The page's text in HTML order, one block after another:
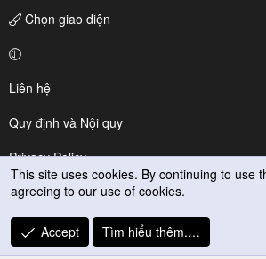
Chọn giao diện
Liên hệ
Quy định và Nội quy
Privacy Policy
Trợ giúp
R
S
This site uses cookies. By continuing to use
agreeing to our use of cookies.
Accept Tìm hiểu thêm.…